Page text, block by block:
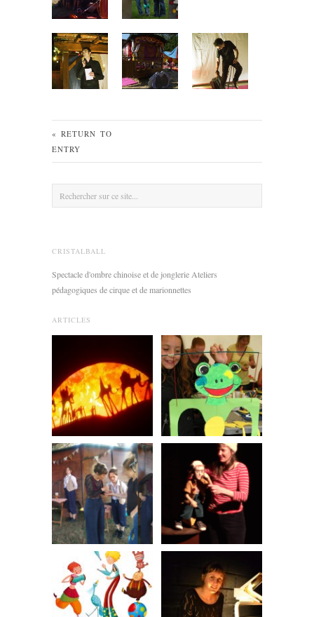
« RETURN TO
ENTRY
CRISTALBALL
Spectacle d'ombre chinoise et de jonglerie Ateliers
pédagogiques de cirque et de marionnettes
ARTICLES